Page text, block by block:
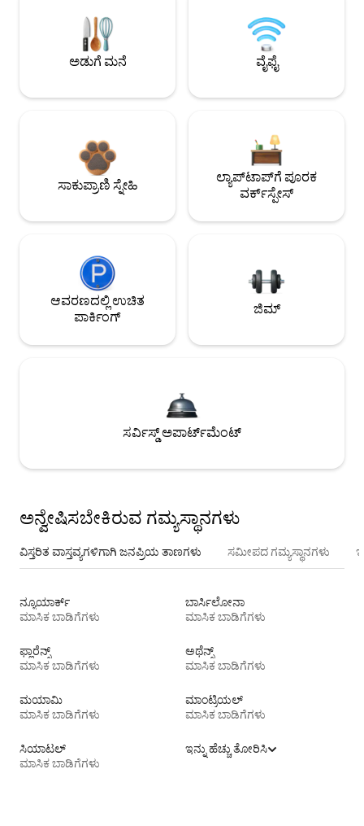
ಅಡುಗೆ ಮನೆ ವೈಫೈ
ಸಾಕುಪ್ರಾಣಿ ಸ್ನೇಹಿ
ಲ್ಯಾಪ್‌ಟಾಪ್‌ಗೆ ಪೂರಕ
ವರ್ಕ್‌ಸ್ಪೇಸ್
ಆವರಣದಲ್ಲಿ ಉಚಿತ
ಪಾರ್ಕಿಂಗ್
ಜಿಮ್
ಸರ್ವಿಸ್ಡ್ ಅಪಾರ್ಟ್‌ಮೆಂಟ್
ಅನ್ವೇಷಿಸಬೇಕಿರುವ ಗಮ್ಯಸ್ಥಾನಗಳು
ವಿಸ್ತರಿತ ವಾಸ್ತವ್ಯಗಳಿಗಾಗಿ ಜನಪ್ರಿಯ ತಾಣಗಳು ಸಮೀಪದ ಗಮ್ಯಸ್ಥಾನಗಳು
ನ್ಯೂಯಾರ್ಕ್
ಮಾಸಿಕ ಬಾಡಿಗೆಗಳು
ಬಾರ್ಸಿಲೋನಾ
ಮಾಸಿಕ ಬಾಡಿಗೆಗಳು
ಫ್ಲಾರೆನ್ಸ್
ಮಾಸಿಕ ಬಾಡಿಗೆಗಳು
ಅಥೆನ್ಸ್
ಮಾಸಿಕ ಬಾಡಿಗೆಗಳು
ಮಯಾಮಿ
ಮಾಸಿಕ ಬಾಡಿಗೆಗಳು
ಮಾಂಟ್ರಿಯಲ್
ಮಾಸಿಕ ಬಾಡಿಗೆಗಳು
ಸಿಯಾಟಲ್
ಮಾಸಿಕ ಬಾಡಿಗೆಗಳು
ಇನ್ನು ಹೆಚ್ಚು ತೋರಿಸಿ